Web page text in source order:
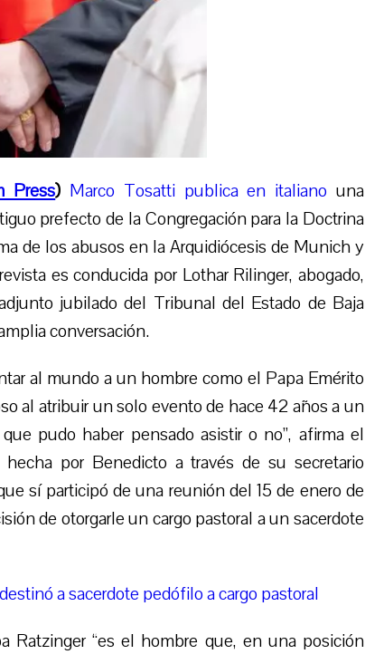
Press) Marco Tosatti publica en italiano una
prefecto de la Congregación para la Doctrina
de los abusos en la Arquidiócesis de Munich y
es conducida por Lothar Rilinger, abogado,
jubilado del Tribunal del Estado de Baja
conversación.
al mundo a un hombre como el Papa Emérito
al atribuir un solo evento de hace 42 años a un
pudo haber pensado asistir o no”, afirmael
por Benedicto a través de su secretario
sí participó de una reunión del 15 de enero de
de otorgarle un cargo pastoral a un sacerdote
a sacerdote pedófilo a cargo pastoral
Ratzinger “es el hombre que, en una posición